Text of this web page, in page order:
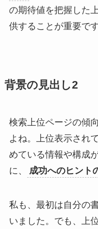
の期待値を把握した
供することが重要です
背景の見出し2
検索上位ページの傾
よね。上位表示され
めている情報や構成
に、
成功へのヒント
私も、最初は自分の
いました。でも、上